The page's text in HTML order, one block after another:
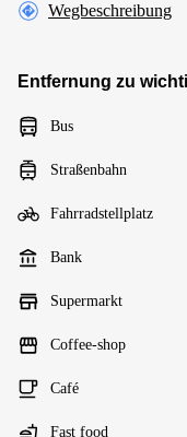
Wegbeschreibung
Entfernung zu
Bus
Straßenbahn
Fahrradstellplatz
Bank
Supermarkt
Coffee-shop
Café
Fast food